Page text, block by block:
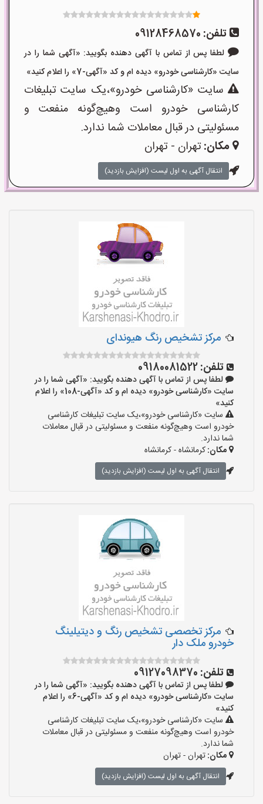
تلفن: 09128468570
لطفا پس از تماس با آگهی دهنده بگویید: «آگهی شما را در
سایت «کارشناسی خودرو» دیده ام و کد «آگهی-7» را اعلام کنید»
سایت «کارشناسی خودرو»،یک سایت تبلیغات
کارشناسی خودرو است وهیچ‌گونه منفعت و
مسئولیتی در قبال معاملات شما ندارد.
مکان:تهران - تهران
انتقال آگهی به اول لیست (افزایش بازدید)
مرکز تشخیص رنگ هیوندای
تلفن:09180081522
لطفا پس از تماس با آگهی دهنده بگویید: «آگهی شما را در
سایت «کارشناسی خودرو» دیده ام و کد «آگهی-108» را اعلام
کنید»
سایت «کارشناسی خودرو»،یک سایت تبلیغات کارشناسی
خودرو است وهیچ‌گونه منفعت و مسئولیتی در قبال معاملات
شما ندارد.
مکان:کرمانشاه - کرمانشاه
انتقال آگهی به اول لیست (افزایش بازدید)
مرکز تخصصی تشخیص رنگ و دیتیلینگ
خودرو ملک دار
تلفن: 09127098370
لطفا پس از تماس با آگهی دهنده بگویید: «آگهی شما را در
سایت «کارشناسی خودرو» دیده ام و کد «آگهی-6» را اعلام
کنید»
سایت «کارشناسی خودرو»،یک سایت تبلیغات کارشناسی
خودرو است وهیچ‌گونه منفعت و مسئولیتی در قبال معاملات
شما ندارد.
مکان:تهران - تهران
انتقال آگهی به اول لیست (افزایش بازدید)